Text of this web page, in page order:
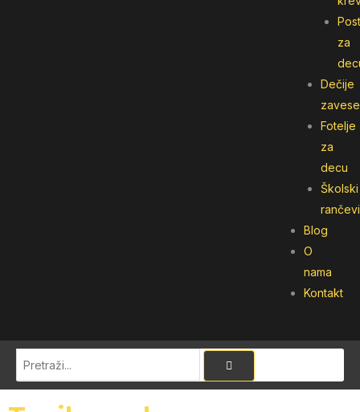
za
Dečije
zavese
Fotelje
za
decu
Školski
rančevi
Blog
O
nama
Kontakt
Pretraga Pretraga